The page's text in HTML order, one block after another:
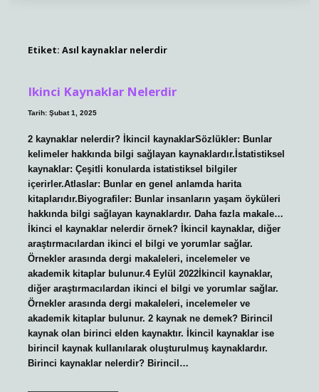
Etiket: Asıl kaynaklar nelerdir
Ikinci Kaynaklar Nelerdir
Tarih: Şubat 1, 2025
2 kaynaklar nelerdir? İkincil kaynaklarSözlükler: Bunlar
kelimeler hakkında bilgi sağlayan kaynaklardır.İstatistiksel
kaynaklar: Çeşitli konularda istatistiksel bilgiler
içerirler.Atlaslar: Bunlar en genel anlamda harita
kitaplarıdır.Biyografiler: Bunlar insanların yaşam öyküleri
hakkında bilgi sağlayan kaynaklardır. Daha fazla makale…
İkinci el kaynaklar nelerdir örnek? İkincil kaynaklar, diğer
araştırmacılardan ikinci el bilgi ve yorumlar sağlar.
Örnekler arasında dergi makaleleri, incelemeler ve
akademik kitaplar bulunur.4 Eylül 2022İkincil kaynaklar,
diğer araştırmacılardan ikinci el bilgi ve yorumlar sağlar.
Örnekler arasında dergi makaleleri, incelemeler ve
akademik kitaplar bulunur. 2 kaynak ne demek? Birincil
kaynak olan birinci elden kaynaktır. İkincil kaynaklar ise
birincil kaynak kullanılarak oluşturulmuş kaynaklardır.
Birinci kaynaklar nelerdir? Birincil…